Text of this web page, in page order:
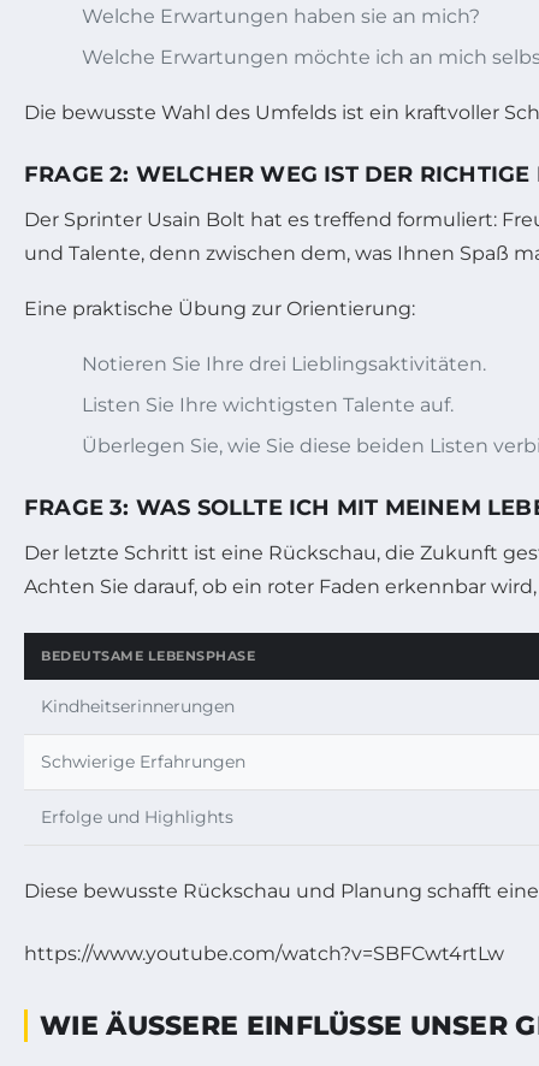
Welche Erwartungen haben sie an mich?
Welche Erwartungen möchte ich an mich
Die bewusste Wahl des Umfelds ist ein kraftvoller
FRAGE 2: WELCHER WEG IST DER
Der Sprinter Usain Bolt hat es treffend formuliert:
und Talente, denn zwischen dem, was Ihnen Spaß
Eine praktische Übung zur Orientierung:
Notieren Sie Ihre drei Lieblingsaktivitäten.
Listen Sie Ihre wichtigsten Talente auf.
Überlegen Sie, wie Sie diese beiden Listen
FRAGE 3: WAS SOLLTE ICH MIT MEINEM
Der letzte Schritt ist eine Rückschau, die Zukunft
Achten Sie darauf, ob ein roter Faden erkennbar
BEDEUTSAME LEBENSPHASE
Kindheitserinnerungen
Schwierige Erfahrungen
Erfolge und Highlights
Diese bewusste Rückschau und Planung schafft
https://www.youtube.com/watch?v=SBFCwt4rtLw
WIE ÄUSSERE EINFLÜSSE UNSER